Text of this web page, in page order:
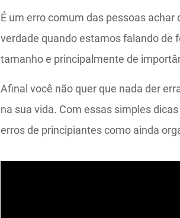
É um erro comum das pessoas
verdade quando estamos falando de
tamanho e principalmente de
Afinal você não quer que nada der
na sua vida. Com essas simples
erros de principiantes como ainda